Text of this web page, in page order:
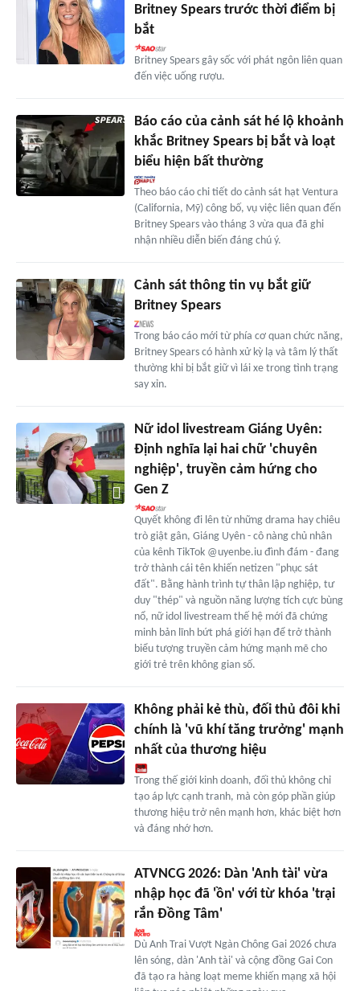
Britney Spears trước thời điểm bị
bắt
Britney Spears gây sốc với phát ngôn liên quan
đến việc uống rượu.
Báo cáo của cảnh sát hé lộ khoảnh
khắc Britney Spears bị bắt và loạt
biểu hiện bất thường
Theo báo cáo chi tiết do cảnh sát hạt Ventura
(California, Mỹ) công bố, vụ việc liên quan đến
Britney Spears vào tháng 3 vừa qua đã ghi
nhận nhiều diễn biến đáng chú ý.
Cảnh sát thông tin vụ bắt giữ
Britney Spears
Trong báo cáo mới từ phía cơ quan chức năng,
Britney Spears có hành xử kỳ lạ và tâm lý thất
thường khi bị bắt giữ vì lái xe trong tình trạng
say xỉn.
Nữ idol livestream Giáng Uyên:
Định nghĩa lại hai chữ 'chuyên
nghiệp', truyền cảm hứng cho
Gen Z
Quyết không đi lên từ những drama hay chiêu
trò giật gân, Giáng Uyên - cô nàng chủ nhân
của kênh TikTok @uyenbe.iu đình đám - đang
trở thành cái tên khiến netizen "phục sát
đất". Bằng hành trình tự thân lập nghiệp, tư
duy "thép" và nguồn năng lượng tích cực bùng
nổ, nữ idol livestream thế hệ mới đã chứng
minh bản lĩnh bứt phá giới hạn để trở thành
biểu tượng truyền cảm hứng mạnh mẽ cho
giới trẻ trên không gian số.
Không phải kẻ thù, đối thủ đôi khi
chính là 'vũ khí tăng trưởng' mạnh
nhất của thương hiệu
Trong thế giới kinh doanh, đối thủ không chỉ
tạo áp lực cạnh tranh, mà còn góp phần giúp
thương hiệu trở nên mạnh hơn, khác biệt hơn
và đáng nhớ hơn.
ATVNCG 2026: Dàn 'Anh tài' vừa
nhập học đã 'ồn' với từ khóa 'trại
rắn Đồng Tâm'
Dù Anh Trai Vượt Ngàn Chông Gai 2026 chưa
lên sóng, dàn 'Anh tài' và cộng đồng Gai Con
đã tạo ra hàng loạt meme khiến mạng xã hội